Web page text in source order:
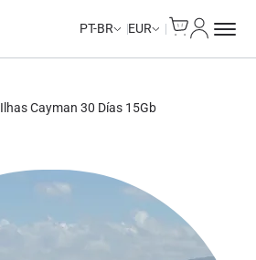
PT-BR EUR
Ilhas Cayman 30 Días 15Gb